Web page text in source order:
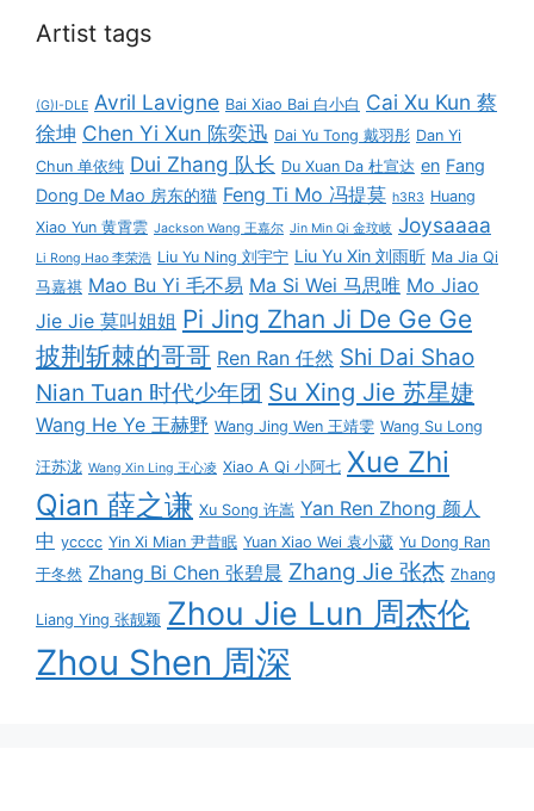
Artist tags
(G)I-DLE Avril Lavigne Bai Xiao Bai 白小白 Cai Xu Kun 蔡
徐坤 Chen Yi Xun 陈奕迅 Dai Yu Tong 戴羽彤 Dan Yi
Chun 单依纯 Dui Zhang 队长 Du Xuan Da 杜宣达 en Fang
Dong De Mao 房东的猫 Feng Ti Mo 冯提莫 h3R3 Huang
Xiao Yun 黄霄雲 Jackson Wang 王嘉尔 Jin Min Qi 金玟岐 Joysaaaa
Li Rong Hao 李荣浩 Liu Yu Ning 刘宇宁 Liu Yu Xin 刘雨昕 Ma Jia Qi
马嘉祺 Mao Bu Yi 毛不易 Ma Si Wei 马思唯 Mo Jiao
Jie Jie 莫叫姐姐 Pi Jing Zhan Ji De Ge Ge
披荆斩棘的哥哥 Ren Ran 任然 Shi Dai Shao
Nian Tuan 时代少年团 Su Xing Jie 苏星婕
Wang He Ye 王赫野 Wang Jing Wen 王靖雯 Wang Su Long
汪苏泷 Wang Xin Ling 王心凌 Xiao A Qi 小阿七 Xue Zhi
Qian 薛之谦 Xu Song 许嵩 Yan Ren Zhong 颜人
中 ycccc Yin Xi Mian 尹昔眠 Yuan Xiao Wei 袁小葳 Yu Dong Ran
于冬然 Zhang Bi Chen 张碧晨 Zhang Jie 张杰 Zhang
Liang Ying 张靓颖 Zhou Jie Lun 周杰伦
Zhou Shen 周深